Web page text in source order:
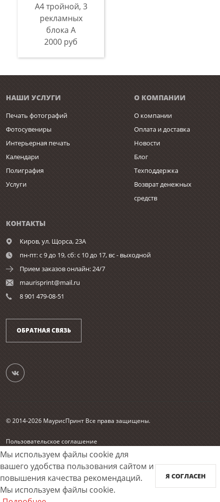
А4 тройной, 3
рекламных
блока A
2000 руб
Мы используем файлы cookie для
вашего удобства пользования сайтом и
повышения качества рекомендаций.
Мы используем файлы cookie.
Я СОГЛАСЕН
НАШИ УСЛУГИ
Печать фотографий
Фотосувениры
Интерьерная печать
Календари
Полиграфия
Услуги
О КОМПАНИИ
О компании
Оплата и доставка
Новости
Блог
Техподдержка
Возврат денежных
средств
КОНТАКТЫ
Киров,ул. Щорса, 23А
пн-пт: с 9 до 19, сб: с 10 до 17, вс - выходной
Прием заказов онлайн: 24/7
maurisprint@mail.ru
8 901 479-08-51
ОБРАТНАЯ СВЯЗЬ
© 2014-2026 МаурисПринт Все права защищены.
Пользовательское соглашение
Согласие на обработку персональных данных
Карта сайта
Принимаем к оплате